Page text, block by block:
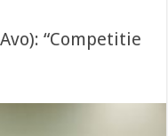
“Competitie